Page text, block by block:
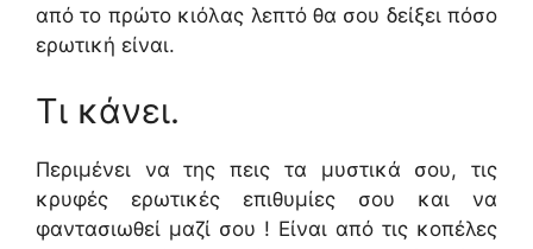
από το πρώτο κιόλας λεπτό θα σου δείξει πόσο
ερωτική είναι.
Τι κάνει.
Περιμένει να της πεις τα μυστικά σου, τις
κρυφές ερωτικές επιθυμίες σου και να
φαντασιωθεί μαζί σου ! Είναι από τις κοπέλες